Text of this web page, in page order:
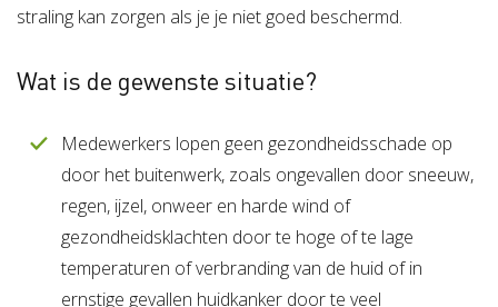
straling kan zorgen als je je niet goed beschermd.
Wat is de gewenste situatie?
Medewerkers lopen geen gezondheidsschade op
door het buitenwerk, zoals ongevallen door sneeuw,
regen, ijzel, onweer en harde wind of
gezondheidsklachten door te hoge of te lage
temperaturen of verbranding van de huid of in
ernstige gevallen huidkanker door te veel